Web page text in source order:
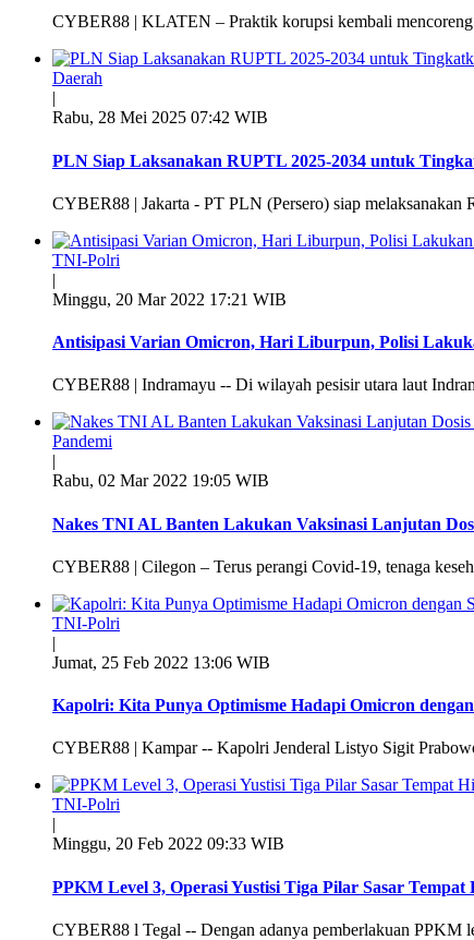
CYBER88 | KLATEN – Praktik korupsi kembali
Daerah
|
Rabu, 28 Mei 2025 07:42 WIB
PLN Siap Laksanakan RUPTL 2025-2034 untuk
CYBER88 | Jakarta - PT PLN (Persero) siap melaksanakan
TNI-Polri
|
Minggu, 20 Mar 2022 17:21 WIB
Antisipasi Varian Omicron, Hari Liburpun, Polisi
CYBER88 | Indramayu -- Di wilayah pesisir utara laut
Pandemi
|
Rabu, 02 Mar 2022 19:05 WIB
Nakes TNI AL Banten Lakukan Vaksinasi Lanjutan
CYBER88 | Cilegon – Terus perangi Covid-19, tenaga
TNI-Polri
|
Jumat, 25 Feb 2022 13:06 WIB
Kapolri: Kita Punya Optimisme Hadapi Omicron
CYBER88 | Kampar -- Kapolri Jenderal Listyo Sigit
TNI-Polri
|
Minggu, 20 Feb 2022 09:33 WIB
PPKM Level 3, Operasi Yustisi Tiga Pilar Sasar
CYBER88 l Tegal -- Dengan adanya pemberlakuan PPKM